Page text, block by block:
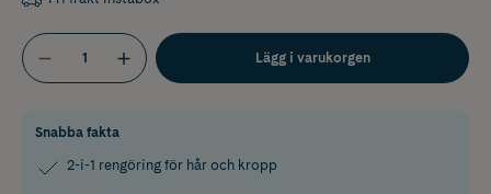
Lägg i varukorgen
Snabba fakta
2-i-1 rengöring för hår och kropp